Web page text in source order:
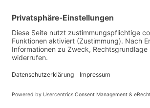
Powered byCommuniBIT
Cookie-Einstellungen
Datenschutzerklärung
Kontakt